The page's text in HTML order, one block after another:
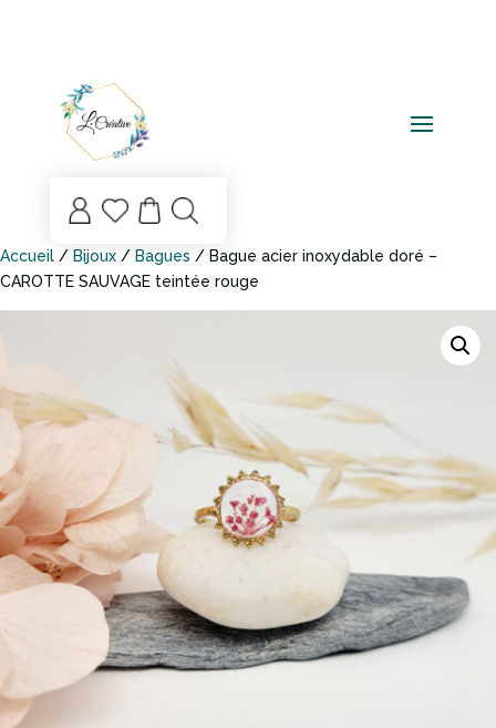
Mo
n
mp
te
List
e
sou
hai
ts
Accueil / Bijoux / Bagues / Bague acier inoxydable doré –
CAROTTE SAUVAGE teintée rouge